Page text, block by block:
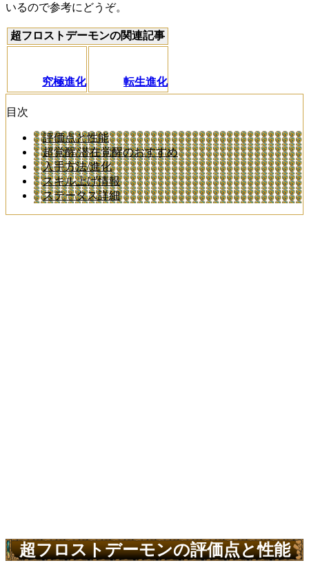
いるので参考にどうぞ。
超フロストデーモンの関連記事
究極進化 転生進化
目次
評価点と性能
超覚醒/潜在覚醒のおすすめ
入手方法/進化
スキル上げ情報
ステータス詳細
超フロストデーモンの評価点と性能